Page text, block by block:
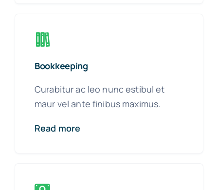
Bookkeeping
Curabitur ac leo nunc estibul et
maur vel ante finibus maximus.
Read more